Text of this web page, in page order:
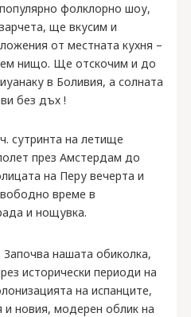
фолклорно шоу,
ще вкусим и
от местната кухня –
нищо. Ще отскочим и до
в Боливия, а солната
без дъх !
сутринта на летище
през Амстердам до
на Перу вечерта и
време в
и нощувка.
нашата обиколка,
исторически периоди на
на испанците,
новия, модерен облик на